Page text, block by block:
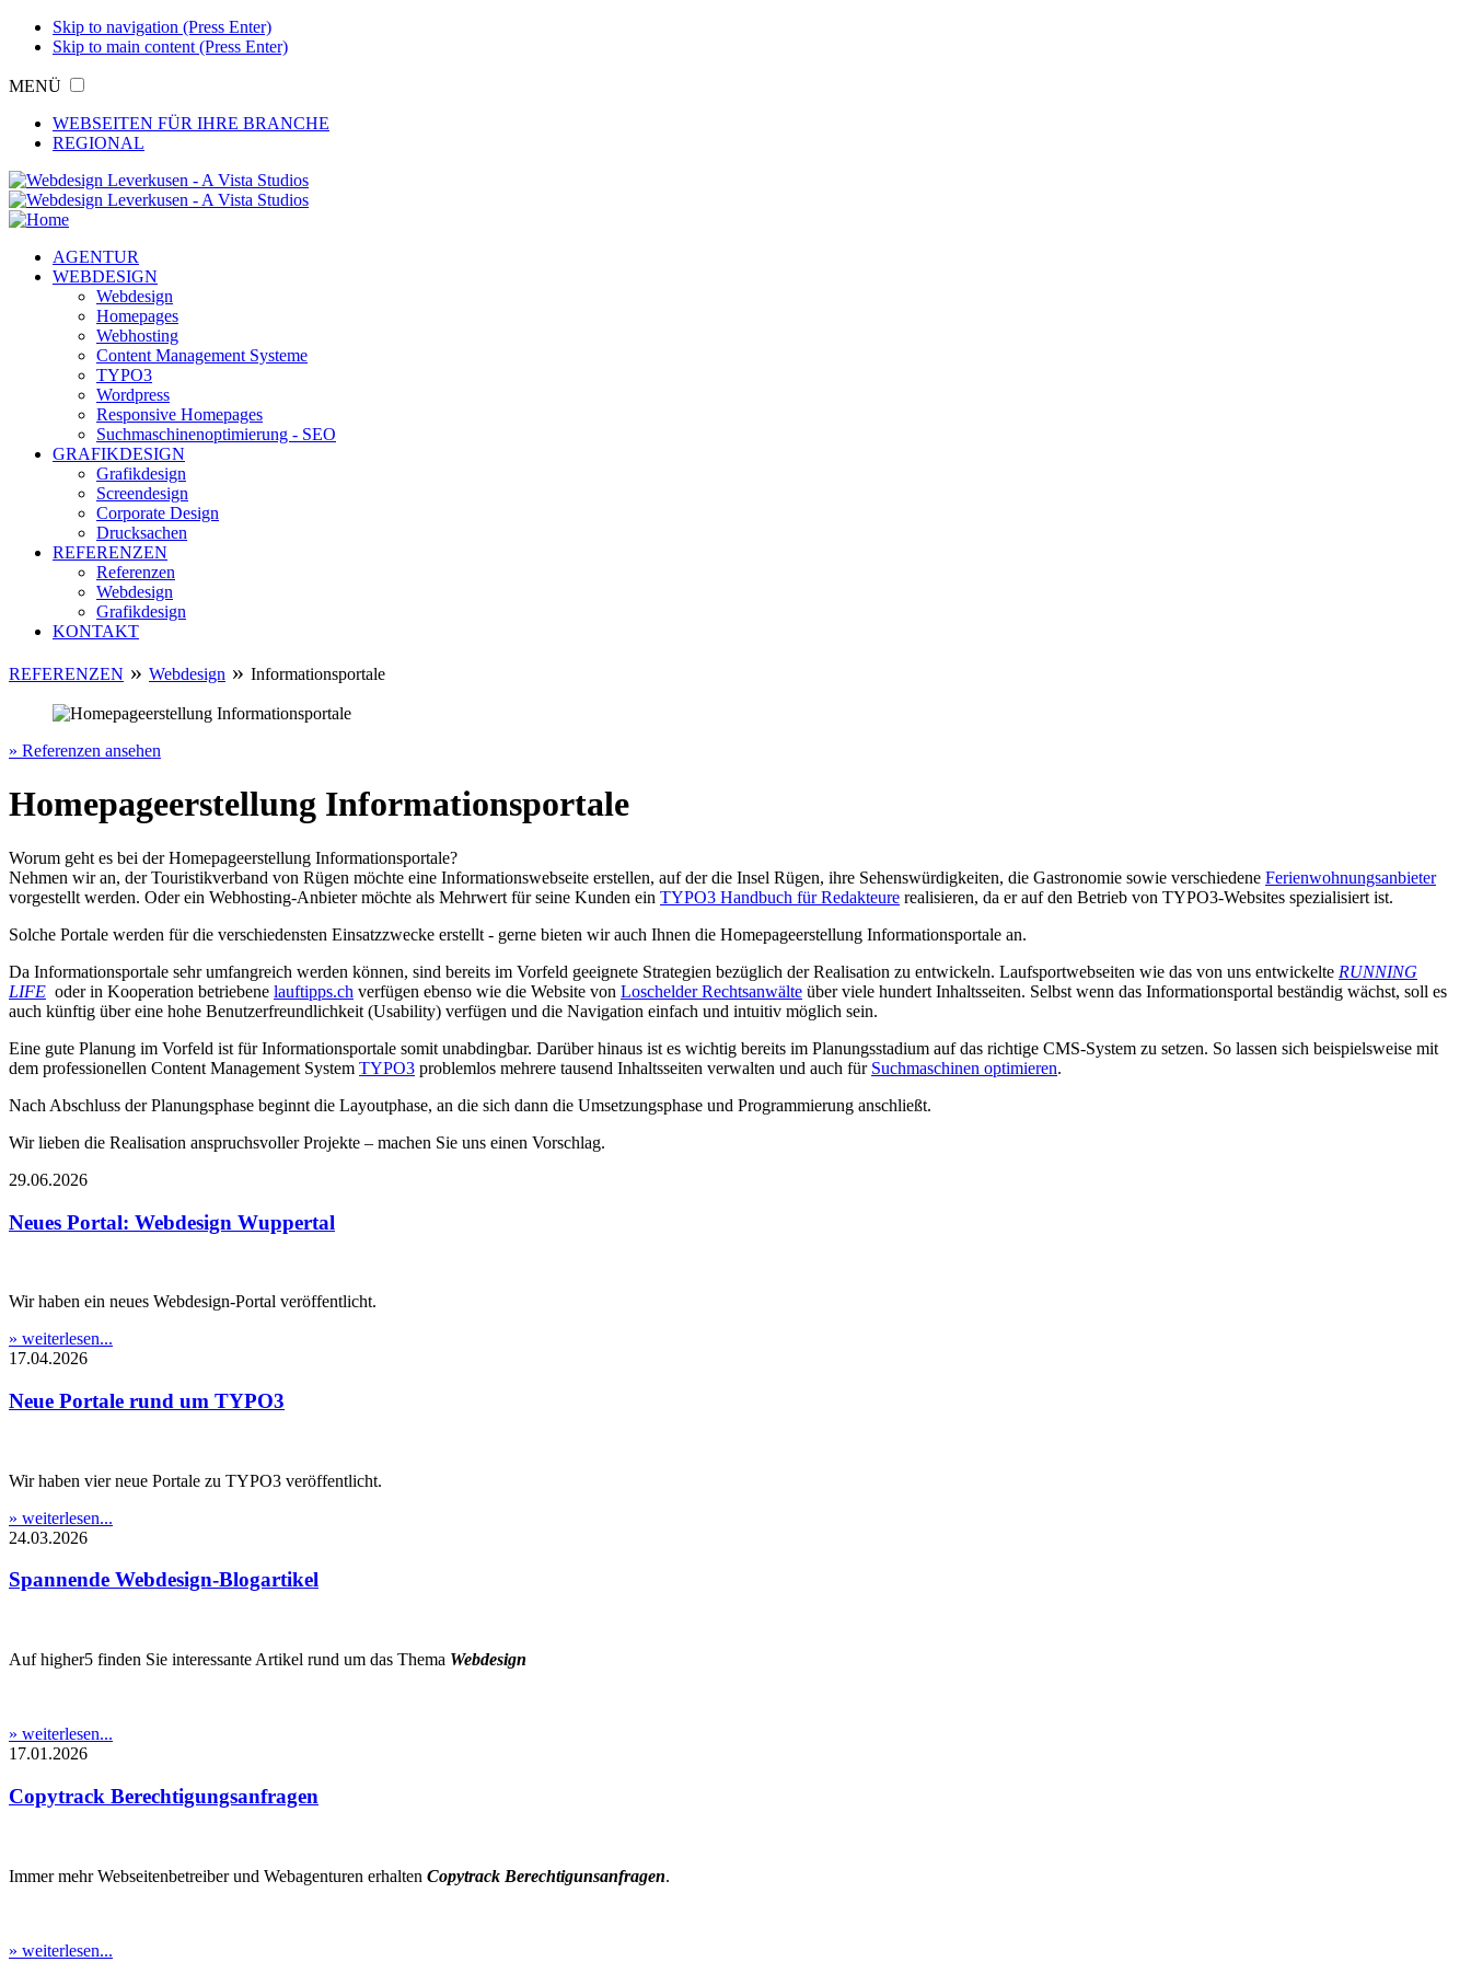
Skip to navigation (Press Enter)
Skip to main content (Press Enter)
MENÜ
WEBSEITEN FÜR IHRE BRANCHE
REGIONAL
AGENTUR
WEBDESIGN
Webdesign
Homepages
Webhosting
Content Management Systeme
TYPO3
Wordpress
Responsive Homepages
Suchmaschinenoptimierung - SEO
GRAFIKDESIGN
Grafikdesign
Screendesign
Corporate Design
Drucksachen
REFERENZEN
Referenzen
Webdesign
Grafikdesign
KONTAKT
REFERENZEN » Webdesign » Informationsportale
» Referenzen ansehen
Homepageerstellung Informationsportale
Worum geht es bei der Homepageerstellung Informationsportale?
Nehmen wir an, der Touristikverband von Rügen möchte eine Informationswebseite erstellen, auf der die Insel Rügen, ihre Sehenswürdigkeiten, die Gastronomie sowie verschiedene Ferienwohnungsanbieter
vorgestellt werden. Oder ein Webhosting-Anbieter möchte als Mehrwert für seine Kunden ein TYPO3 Handbuch für Redakteure realisieren, da er auf den Betrieb von TYPO3-Websites spezialisiert ist.
Solche Portale werden für die verschiedensten Einsatzzwecke erstellt - gerne bieten wir auch Ihnen die Homepageerstellung Informationsportale an.
Da Informationsportale sehr umfangreich werden können, sind bereits im Vorfeld geeignete Strategien bezüglich der Realisation zu entwickeln. Laufsportwebseiten wie das von uns entwickelte RUNNING
LIFE oder in Kooperation betriebene lauftipps.ch verfügen ebenso wie die Website von Loschelder Rechtsanwälte über viele hundert Inhaltsseiten. Selbst wenn das Informationsportal beständig wächst, soll es
auch künftig über eine hohe Benutzerfreundlichkeit (Usability) verfügen und die Navigation einfach und intuitiv möglich sein.
Eine gute Planung im Vorfeld ist für Informationsportale somit unabdingbar. Darüber hinaus ist es wichtig bereits im Planungsstadium auf das richtige CMS-System zu setzen. So lassen sich beispielsweise mit
dem professionellen Content Management System TYPO3 problemlos mehrere tausend Inhaltsseiten verwalten und auch für Suchmaschinen optimieren.
Nach Abschluss der Planungsphase beginnt die Layoutphase, an die sich dann die Umsetzungsphase und Programmierung anschließt.
Wir lieben die Realisation anspruchsvoller Projekte – machen Sie uns einen Vorschlag.
29.06.2026
Neues Portal: Webdesign Wuppertal
Wir haben ein neues Webdesign-Portal veröffentlicht.
» weiterlesen...
17.04.2026
Neue Portale rund um TYPO3
Wir haben vier neue Portale zu TYPO3 veröffentlicht.
» weiterlesen...
24.03.2026
Spannende Webdesign-Blogartikel
Auf higher5 finden Sie interessante Artikel rund um das Thema Webdesign
» weiterlesen...
17.01.2026
Copytrack Berechtigungsanfragen
Immer mehr Webseitenbetreiber und Webagenturen erhalten Copytrack Berechtigunsanfragen.
» weiterlesen...